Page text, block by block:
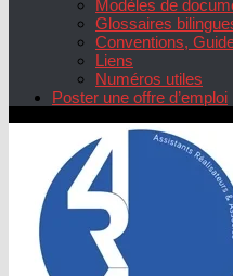
Modèles de
Glossaires
Conventions,
Liens
Numéros utiles
Poster une offre d’emploi